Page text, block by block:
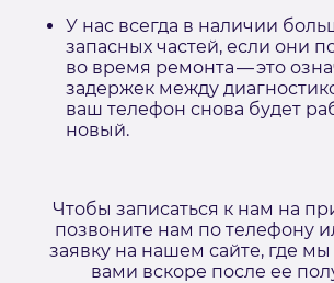
У нас всегда в наличии
запасных частей, если они
во время ремонта — это
задержек между
ваш телефон снова будет
новый.
Чтобы записаться к нам на
позвоните нам по телефону
заявку на нашем сайте, где
вами вскоре после ее